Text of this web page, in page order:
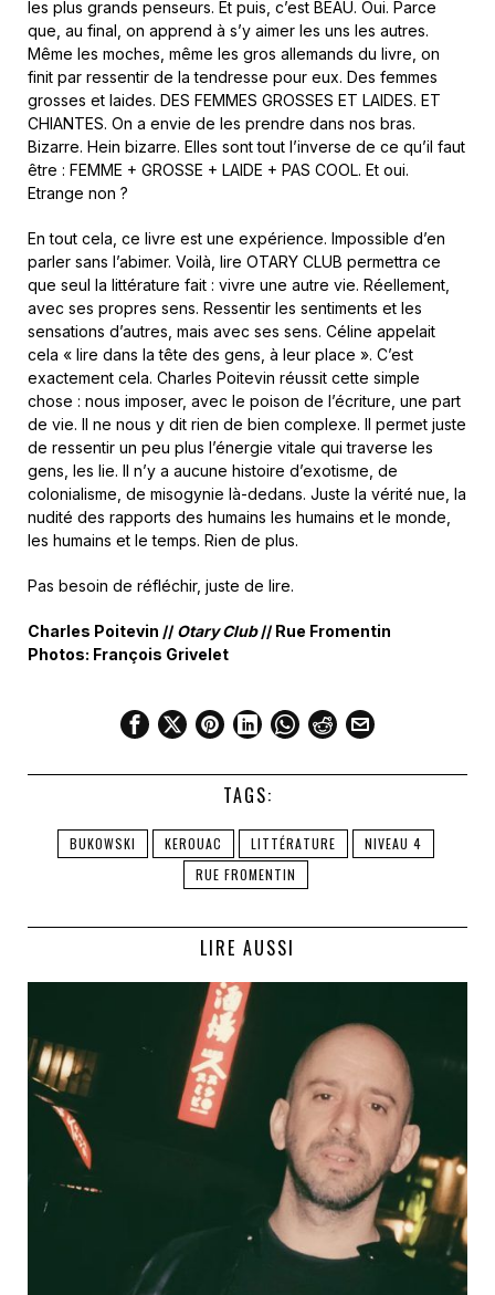
les plus grands penseurs. Et puis, c’est BEAU. Oui. Parce
que, au final, on apprend à s’y aimer les uns les autres.
Même les moches, même les gros allemands du livre, on
finit par ressentir de la tendresse pour eux. Des femmes
grosses et laides. DES FEMMES GROSSES ET LAIDES. ET
CHIANTES. On a envie de les prendre dans nos bras.
Bizarre. Hein bizarre. Elles sont tout l’inverse de ce qu’il faut
être : FEMME + GROSSE + LAIDE + PAS COOL. Et oui.
Etrange non ?
En tout cela, ce livre est une expérience. Impossible d’en
parler sans l’abimer. Voilà, lire OTARY CLUB permettra ce
que seul la littérature fait : vivre une autre vie. Réellement,
avec ses propres sens. Ressentir les sentiments et les
sensations d’autres, mais avec ses sens. Céline appelait
cela « lire dans la tête des gens, à leur place ». C’est
exactement cela. Charles Poitevin réussit cette simple
chose : nous imposer, avec le poison de l’écriture, une part
de vie. Il ne nous y dit rien de bien complexe. Il permet juste
de ressentir un peu plus l’énergie vitale qui traverse les
gens, les lie. Il n’y a aucune histoire d’exotisme, de
colonialisme, de misogynie là-dedans. Juste la vérité nue, la
nudité des rapports des humains les humains et le monde,
les humains et le temps. Rien de plus.
Pas besoin de réfléchir, juste de lire.
Charles Poitevin // Otary Club// Rue Fromentin
Photos: François Grivelet
TAGS:
BUKOWSKI KEROUAC LITTÉRATURE
NIVEAU 4
RUE FROMENTIN
LIRE AUSSI